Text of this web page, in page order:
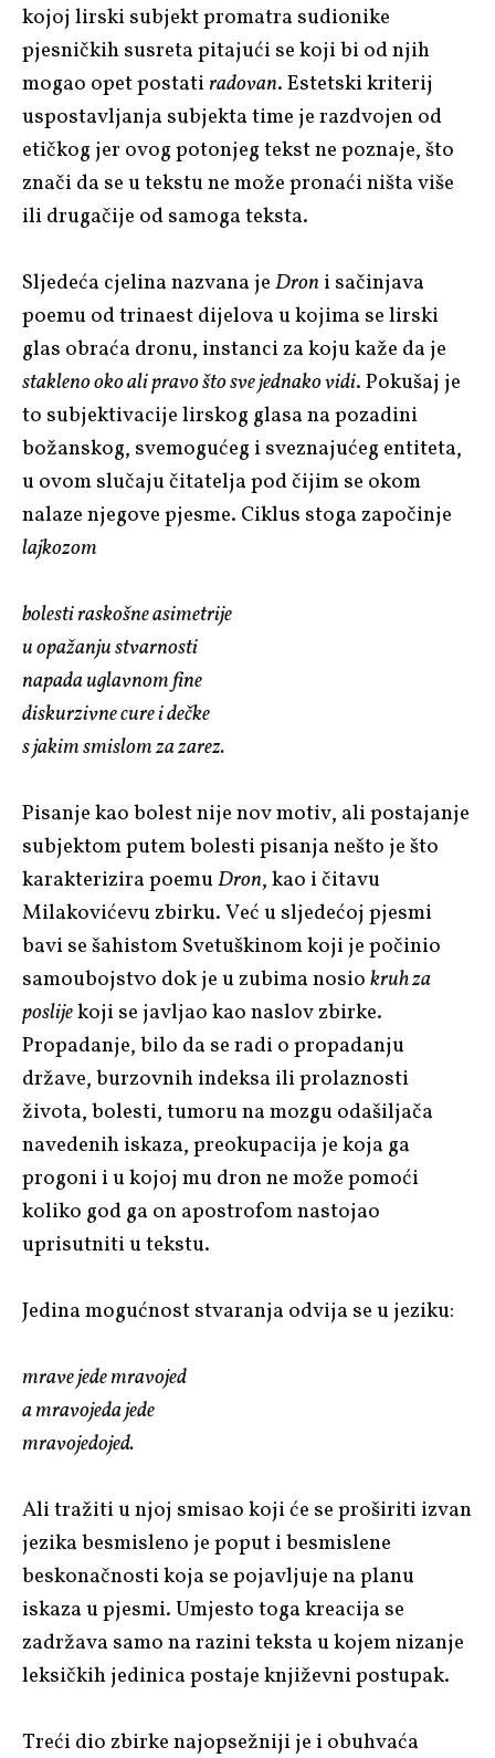
kojoj lirski subjekt promatra sudionike
pjesničkih susreta pitajući se koji bi od njih
mogao opet postatiradovan. Estetski kriterij
uspostavljanja subjekta time je razdvojen od
etičkog jer ovog potonjeg tekst ne poznaje, što
znači da se u tekstu ne može pronaći ništa više
ili drugačije od samoga teksta.
Sljedeća cjelina nazvana jeDron i sačinjava
poemu od trinaest dijelova u kojima se lirski
glas obraća dronu, instanci za koju kaže da je
stakleno oko ali pravo što sve jednako vidi. Pokušaj je
to subjektivacije lirskog glasa na pozadini
božanskog, svemogućeg i sveznajućeg entiteta,
u ovom slučaju čitatelja pod čijim se okom
nalaze njegove pjesme. Ciklus stoga započinje
lajkozom
bolesti raskošne asimetrije
u opažanju stvarnosti
napada uglavnom fine
diskurzivne cure i dečke
s jakim smislom za zarez.
Pisanje kao bolest nije nov motiv, ali postajanje
subjektom putem bolesti pisanja nešto je što
karakterizira poemuDron, kao i čitavu
Milakovićevu zbirku. Već u sljedećoj pjesmi
bavi se šahistom Svetuškinom koji je počinio
samoubojstvo dok je u zubima nosiokruh za
poslijekoji se javljao kao naslov zbirke.
Propadanje, bilo da se radi o propadanju
države, burzovnih indeksa ili prolaznosti
života, bolesti, tumoru na mozgu odašiljača
navedenih iskaza, preokupacija je koja ga
progoni i u kojoj mu dron ne može pomoći
koliko god ga on apostrofom nastojao
uprisutniti u tekstu.
Jedina mogućnost stvaranja odvija se u jeziku:
mrave jede mravojed
a mravojeda jede
mravojedojed.
Ali tražiti u njoj smisao koji će se proširiti izvan
jezika besmisleno je poput i besmislene
beskonačnosti koja se pojavljuje na planu
iskaza u pjesmi. Umjesto toga kreacija se
zadržava samo na razini teksta u kojem nizanje
leksičkih jedinica postaje književni postupak.
Treći dio zbirke najopsežniji je i obuhvaća